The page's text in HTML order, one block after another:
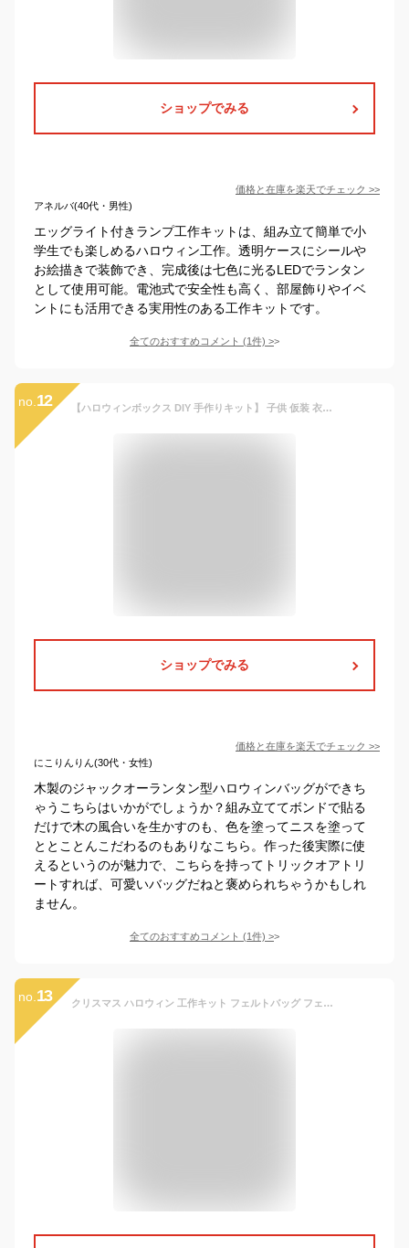
ショップでみる
価格と在庫を楽天でチェック >>
アネルバ(40代・男性)
エッグライト付きランプ工作キットは、組み立て簡単で小
学生でも楽しめるハロウィン工作。透明ケースにシールや
お絵描きで装飾でき、完成後は七色に光るLEDでランタン
として使用可能。電池式で安全性も高く、部屋飾りやイベ
ントにも活用できる実用性のある工作キットです。
全てのおすすめコメント (1件) >
no. 12 【ハロウィンボックス DIY 手作りキット】 子供 仮装 衣装 コスプレ 小道具 パンプキン 箱 お菓子入れ 小物 ハンドメイド 袋 工作 木製 オブジェ 置き物 ベニヤ コウモリ クモ オバケ 蝙蝠 蜘蛛 お化け ワークショップ ハロウィーン Morock Village オリジナル
ショップでみる
価格と在庫を楽天でチェック >>
にこりんりん(30代・女性)
木製のジャックオーランタン型ハロウィンバッグができち
ゃうこちらはいかがでしょうか？組み立ててボンドで貼る
だけで木の風合いを生かすのも、色を塗ってニスを塗って
ととことんこだわるのもありなこちら。作った後実際に使
えるというのが魅力で、こちらを持ってトリックオアトリ
ートすれば、可愛いバッグだねと褒められちゃうかもしれ
ません。
全てのおすすめコメント (1件) >
no. 13 クリスマス ハロウィン 工作キット フェルトバッグ フェルトシール付 /景品 子供 おもちゃ 小学校 小学生 幼稚園 保育園 子供会 イベント